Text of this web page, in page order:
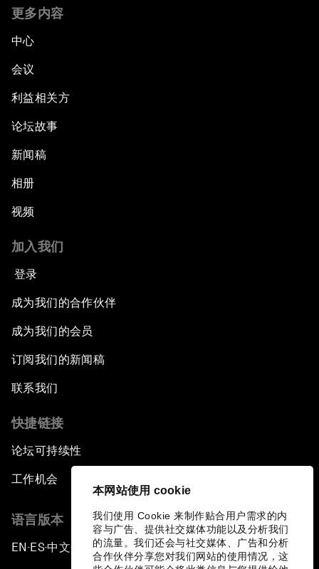
本网站使用 cookie
我们使用 Cookie 来制作贴合用户需求的内
容与广告、提供社交媒体功能以及分析我们
的流量。我们还会与社交媒体、广告和分析
合作伙伴分享您对我们网站的使用情况，这
更多内容
中心
会议
利益相关方
论坛故事
新闻稿
相册
视频
加入我们
登录
成为我们的合作伙伴
成为我们的会员
订阅我们的新闻稿
联系我们
快捷链接
论坛可持续性
工作机会
语言版本
EN ▪ ES▪中文▪ 日本語